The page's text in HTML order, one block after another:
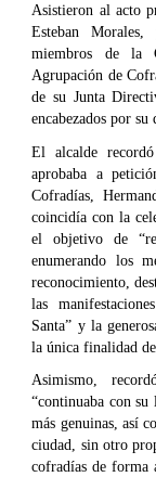
Asistieron al acto
Esteban
miembros de la
Agrupación de
de su Junta
encabezados por su
El alcalde
aprobaba a
Cofradías,
coincidía con la
el objetivo de
enumerando los
reconocimiento,
las
Santa” y la
la única finalidad
Asimismo,
“continuaba con su
más genuinas, así
ciudad, sin otro
cofradías de forma